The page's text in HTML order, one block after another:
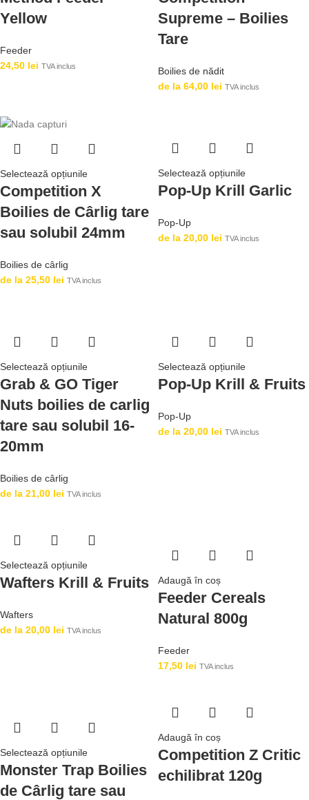
Yellow
Feeder
24,50 lei TVA inclus
Supreme – Boilies
Tare
Boilies de nădit
de la 64,00 lei TVA inclus
Selectează opțiunile
Competition X
Boilies de Cârlig tare
sau solubil 24mm
Boilies de cârlig
de la 25,50 lei TVA inclus
Selectează opțiunile
Pop-Up Krill Garlic
Pop-Up
de la 20,00 lei TVA inclus
Selectează opțiunile
Grab & GO Tiger
Nuts boilies de carlig
tare sau solubil 16-
20mm
Boilies de cârlig
de la 21,00 lei TVA inclus
Selectează opțiunile
Pop-Up Krill & Fruits
Pop-Up
de la 20,00 lei TVA inclus
Selectează opțiunile
Wafters Krill & Fruits
Wafters
de la 20,00 lei TVA inclus
Adaugă în coș
Feeder Cereals
Natural 800g
Feeder
17,50 lei TVA inclus
Selectează opțiunile
Monster Trap Boilies
de Cârlig tare sau
Adaugă în coș
Competition Z Critic
echilibrat 120g